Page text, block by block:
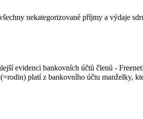
nekategorizované příjmy a výdaje
evidenci bankovních účtů členů -
platí z bankovního účtu